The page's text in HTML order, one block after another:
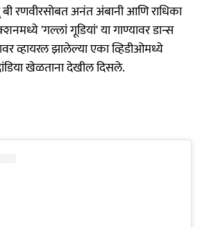
बी रणवीरसोबत अनंत अंबानी आणि राधिका
'गल्लां गूडियां' या गाण्यावर डान्स
व्हायरल झालेल्या एका व्हिडीओमध्ये
खेळताना देखील दिसले.